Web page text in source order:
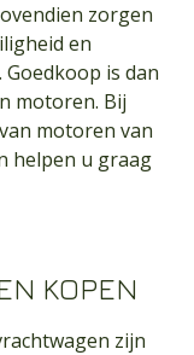
zorgen
en
is dan
motoren. Bij
motoren van
helpen u graag
KOPEN
zijn